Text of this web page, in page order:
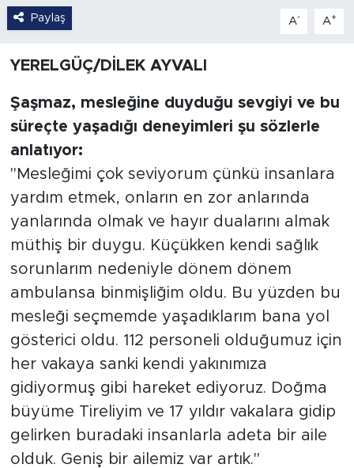
Paylaş A- A+
YERELGÜÇ/DİLEK AYVALI
Şaşmaz, mesleğine duyduğu sevgiyi ve bu
süreçte yaşadığı deneyimleri şu sözlerle
anlatıyor:
"Mesleğimi çok seviyorum çünkü insanlara
yardım etmek, onların en zor anlarında
yanlarında olmak ve hayır dualarını almak
müthiş bir duygu. Küçükken kendi sağlık
sorunlarım nedeniyle dönem dönem
ambulansa binmişliğim oldu. Bu yüzden bu
mesleği seçmemde yaşadıklarım bana yol
gösterici oldu. 112 personeli olduğumuz için
her vakaya sanki kendi yakınımıza
gidiyormuş gibi hareket ediyoruz. Doğma
büyüme Tireliyim ve 17 yıldır vakalara gidip
gelirken buradaki insanlarla adeta bir aile
olduk. Geniş bir ailemiz var artık."